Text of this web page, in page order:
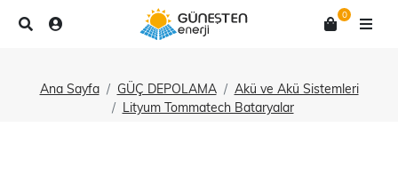
0
Ana Sayfa GÜÇ DEPOLAMA
Akü ve Akü Sistemleri
Lityum Tommatech Bataryalar